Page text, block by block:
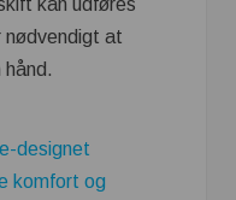
kan udføres
nødvendigt at
designet
komfort og